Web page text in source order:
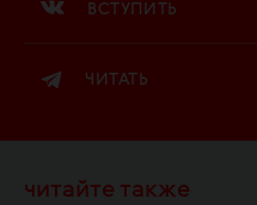
ВСТУПИТЬ
ЧИТАТЬ
читайте также